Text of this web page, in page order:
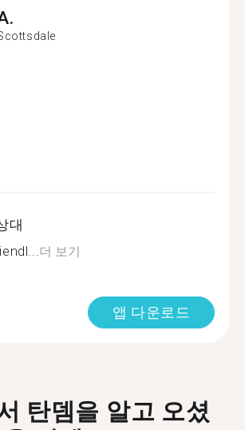
대
더 보기
앱 다운로드
탄뎀을 알고 오셨